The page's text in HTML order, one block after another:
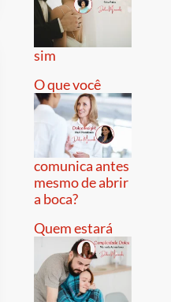
sim
O que você
comunica antes
mesmo de abrir
a boca?
Quem estará